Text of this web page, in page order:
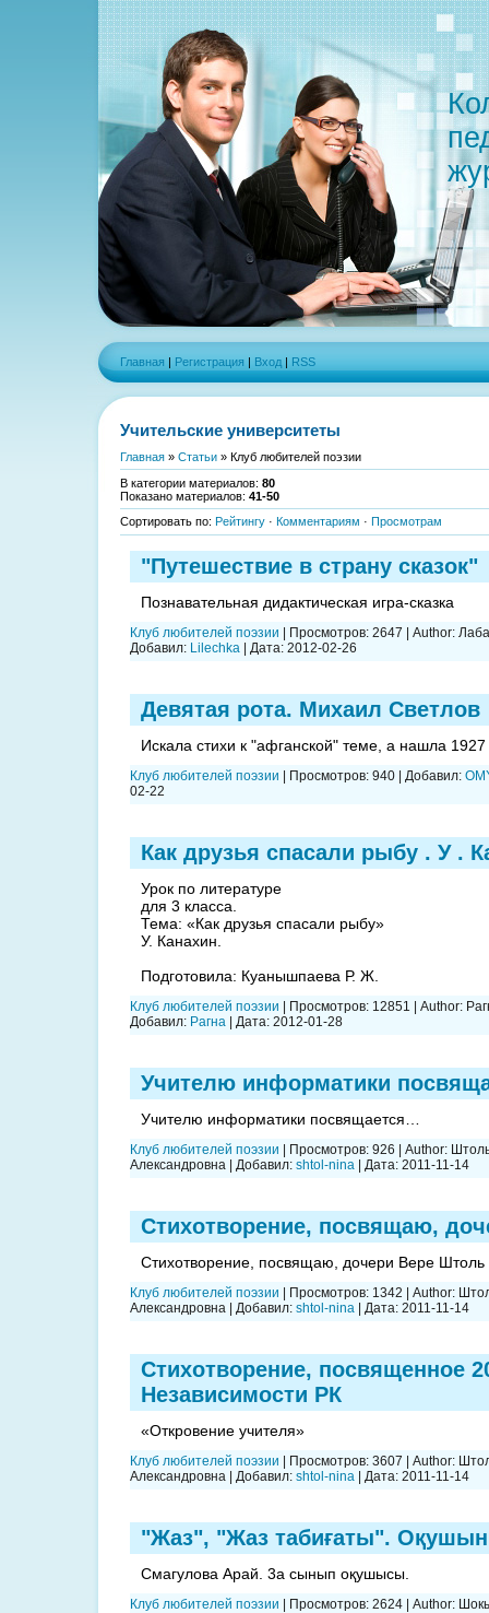
Главная | Регистрация | Вход | RSS
Учительские университеты
Главная » Статьи » Клуб любителей поэзии
В категории материалов: 80
Показано материалов: 41-50
Сортировать по: Рейтингу · Комментариям · Просмотрам
"Путешествие в страну сказок"
Познавательная дидактическая игра-сказка
Клуб любителей поэзии Просмотров: 2647 Author:
Добавил: Lilechka Дата: 2012-02-26
Девятая рота. Михаил Светлов
Искала стихи к "афганской" теме, а нашла 1927
Клуб любителей поэзии Просмотров: 940 Добавил:
02-22
Как друзья спасали рыбу . У .
Урок по литературе
для 3 класса.
Тема: «Как друзья спасали рыбу»
У. Канахин.
Подготовила: Куанышпаева Р. Ж.
Клуб любителей поэзии Просмотров: 12851 Author:
Добавил: Рагна Дата: 2012-01-28
Учителю информатики
Учителю информатики посвящается…
Клуб любителей поэзии Просмотров: 926 Author:
Александровна
Добавил: shtol-nina Дата: 2011-11-14
Стихотворение, посвящаю,
Стихотворение, посвящаю, дочери Вере Штоль
Клуб любителей поэзии Просмотров: 1342 Author:
Александровна
Добавил: shtol-nina Дата: 2011-11-14
Стихотворение, посвященное
Независимости РК
«Откровение учителя»
Клуб любителей поэзии Просмотров: 3607 Author:
Александровна
Добавил: shtol-nina Дата: 2011-11-14
"Жаз", "Жаз табиғаты".
Смагулова Арай. 3а сынып оқушысы.
Клуб любителей поэзии Просмотров: 2624 Author: